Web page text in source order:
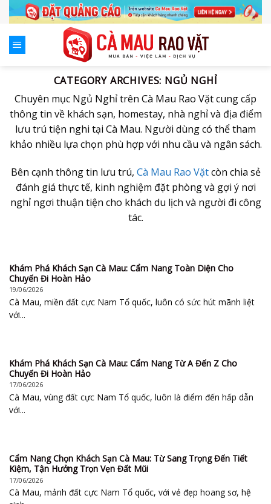
Skip
to
content
CATEGORY ARCHIVES: NGỦ NGHỈ
Chuyên mục Ngủ Nghỉ trên Cà Mau Rao Vặt cung cấp
thông tin về khách sạn, homestay, nhà nghỉ và địa điểm
lưu trú tiện nghi tại Cà Mau. Người dùng có thể tham
khảo nhiều lựa chọn phù hợp với nhu cầu và ngân sách.
Bên cạnh thông tin lưu trú, Cà Mau Rao Vặtcòn chia sẻ
đánh giá thực tế, kinh nghiệm đặt phòng và gợi ý nơi
nghỉ ngơi thuận tiện cho khách du lịch và người đi công
tác.
Khám Phá Khách Sạn Cà Mau: Cẩm Nang Toàn Diện Cho
Chuyến Đi Hoàn Hảo
19/06/2026
Cà Mau, miền đất cực Nam Tổ quốc, luôn có sức hút mãnh liệt
với...
Khám Phá Khách Sạn Cà Mau: Cẩm Nang Từ A Đến Z Cho
Chuyến Đi Hoàn Hảo
17/06/2026
Cà Mau, vùng đất cực Nam Tổ quốc, luôn là điểm đến hấp dẫn
với...
Cẩm Nang Chọn Khách Sạn Cà Mau: Từ Sang Trọng Đến Tiết
Kiệm, Tận Hưởng Trọn Vẹn Đất Mũi
17/06/2026
Cà Mau, mảnh đất cực Nam Tổ quốc, với vẻ đẹp hoang sơ, hệ